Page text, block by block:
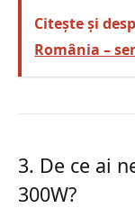
Citește și
România –
3. De ce ai
300W?